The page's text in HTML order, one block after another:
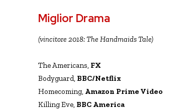
Miglior Drama
(vincitore 2018: The Handmaids Tale)
The Americans, FX
Bodyguard, BBC/Netflix
Homecoming, Amazon Prime Video
Killing Eve, BBC America